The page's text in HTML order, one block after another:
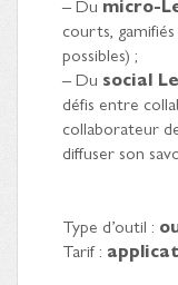
– Du micro-
courts,
possibles) ;
– Du social
défis entre
collaborateur
diffuser son
Type d’outil :
Tarif :